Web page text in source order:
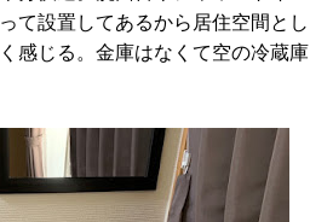
て設置してあるから居住空間とし
感じる。金庫はなくて空の冷蔵庫